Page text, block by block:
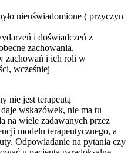
nieuświadomione ( przyczyn
i doświadczeń z
zachowania.
zachowań i ich roli w
wcześniej
nie jest terapeutą
wskazówek, nie ma tu
na wiele zadawanych przez
modelu terapeutycznego, a
Odpowiadanie na pytania czy